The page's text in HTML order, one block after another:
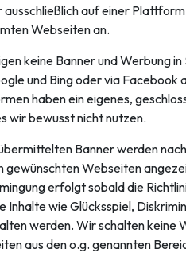
ausschließlich auf einer
Webseiten an.
keine Banner und Werbung in
und Bing oder via Facebook
haben ein eigenes,
wir bewusst nicht nutzen.
Banner werden
gewünschten Webseiten
erfolgt sobald die
Inhalte wie Glücksspiel,
werden. Wir schalten keine
aus den o.g. genannten